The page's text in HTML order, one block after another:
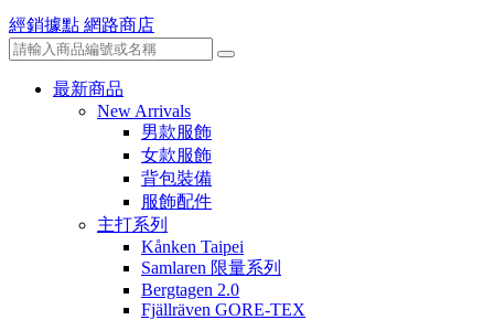
經銷據點 網路商店
最新商品
New Arrivals
男款服飾
女款服飾
背包裝備
服飾配件
主打系列
Kånken Taipei
Samlaren 限量系列
Bergtagen 2.0
Fjällräven GORE-TEX